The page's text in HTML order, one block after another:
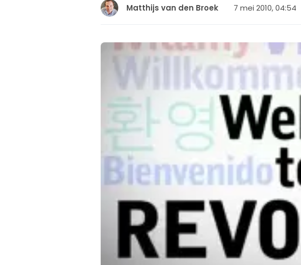
Matthijs van den Broek 7 mei 2010, 04:54